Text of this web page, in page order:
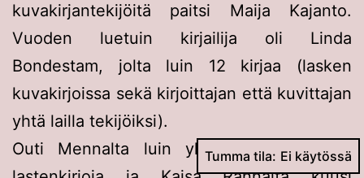
kuvakirjantekijöitä paitsi Maija Kajanto.
Vuoden luetuin kirjailija oli Linda
Bondestam, jolta luin 12 kirjaa (lasken
kuvakirjoissa sekä kirjoittajan että kuvittajan
yhtä lailla tekijöiksi).
Outi Mennalta luin yhdeksän käännöstä
Tumma tila: